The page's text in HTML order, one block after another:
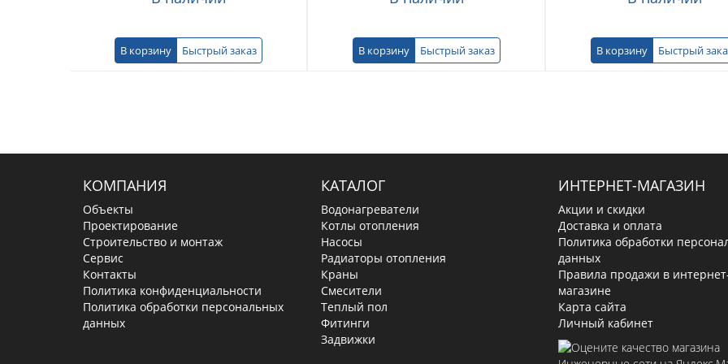
В корзину Быстрый заказ В корзину Быстрый заказ В корзину Быстрый
КОМПАНИЯ
Объекты
Проектирование
Строительство и монтаж
Сервис
Контакты
Политика конфиденциальности
Политика обработки персональных
данных
КАТАЛОГ
Водонагреватели
Котлы отопления
Насосы
Радиаторы отопления
Краны
Смесители
Теплый пол
Фитинги
Задвижки
ИНТЕРНЕТ-МАГАЗИН
Акции и скидки
Доставка и оплата
Политика обработки
данных
Правила продажи в
магазине
Карта сайта
Личный кабинет